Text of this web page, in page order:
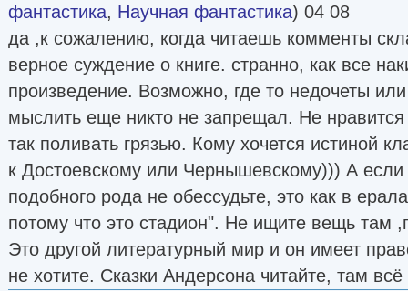
фантастика, Научная фантастика) 04 08
да ,к сожалению, когда читаешь комменты
верное суждение о книге. странно, как все
произведение. Возможно, где то недочеты
мыслить еще никто не запрещал. Не
так поливать грязью. Кому хочется истиной
к Достоевскому или Чернышевскому))) А если
подобного рода не обессудьте, это как в
потому что это стадион". Не ищите вещь там
Это другой литературный мир и он имеет
не хотите. Сказки Андерсона читайте, там